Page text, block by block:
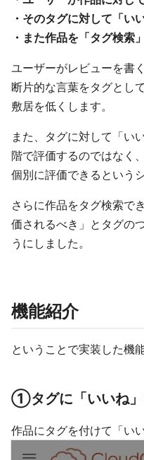
・そのタグに対して「い
・また作品を「タグ検索
ユーザーがレビューを書
断片的な言葉をタグとし
敷居を低くします。
また、タグに対して「い
階で評価するのではなく
個別に評価できるという
さらに作品をタグ検索で
価されるべき」とタグの
うにしました。
機能紹介
ということで実装した機
①タグに「いいね」
作品にタグを付けて「い